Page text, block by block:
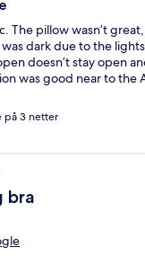
The pillow wasn’t
dark due to the
doesn’t stay open
was good near to the
på 3 netter
bra